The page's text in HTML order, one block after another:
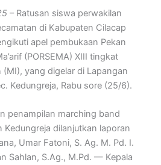
– Ratusan siswa perwakilan
di Kabupaten Cilacap
apel pembukaan Pekan
(PORSEMA) XIII tingkat
yang digelar di Lapangan
Kedungreja, Rabu sore (25/6).
penampilan marching band
Kedungreja dilanjutkan laporan
Umar Fatoni, S. Ag. M. Pd. I.
Sahlan, S.Ag., M.Pd. — Kepala